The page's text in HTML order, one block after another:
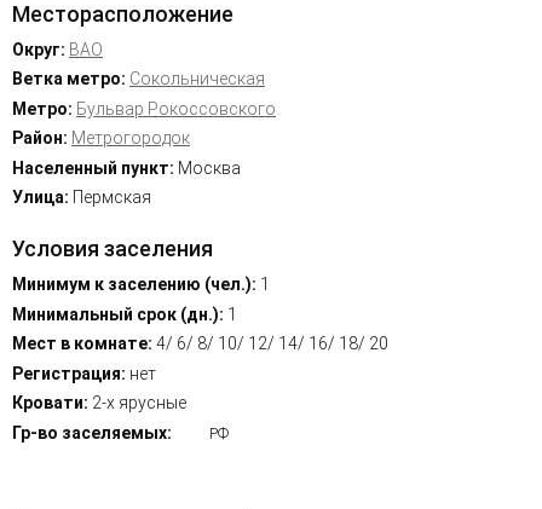
Месторасположение
Округ: ВАО
Ветка метро: Сокольническая
Метро: Бульвар Рокоссовского
Район: Метрогородок
Населенный пункт: Москва
Улица: Пермская
Условия заселения
Минимум к заселению (чел.): 1
Минимальный срок (дн.): 1
Мест в комнате: 4/ 6/ 8/ 10/ 12/ 14/ 16/ 18/ 20
Регистрация: нет
Кровати: 2-х ярусные
Гр-во заселяемых:
РФ